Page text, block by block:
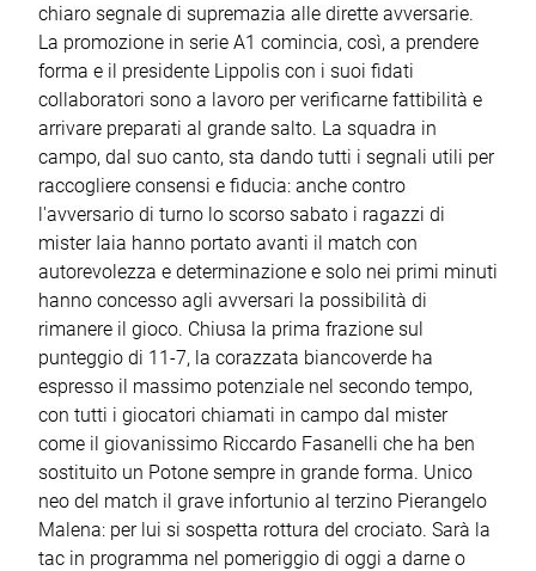
chiaro segnale di supremazia alle dirette avversarie.
La promozione in serie A1 comincia, così, a prendere
forma e il presidente Lippolis con i suoi fidati
collaboratori sono a lavoro per verificarne fattibilità e
arrivare preparati al grande salto. La squadra in
campo, dal suo canto, sta dando tutti i segnali utili per
raccogliere consensi e fiducia: anche contro
l'avversario di turno lo scorso sabato i ragazzi di
mister Iaia hanno portato avanti il match con
autorevolezza e determinazione e solo nei primi minuti
hanno concesso agli avversari la possibilità di
rimanere il gioco. Chiusa la prima frazione sul
punteggio di 11-7, la corazzata biancoverde ha
espresso il massimo potenziale nel secondo tempo,
con tutti i giocatori chiamati in campo dal mister
come il giovanissimo Riccardo Fasanelli che ha ben
sostituito un Potone sempre in grande forma. Unico
neo del match il grave infortunio al terzino Pierangelo
Malena: per lui si sospetta rottura del crociato. Sarà la
tac in programma nel pomeriggio di oggi a darne o